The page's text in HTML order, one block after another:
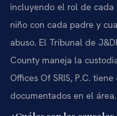
incluyendo el rol de
niño con cada padre y
abuso. El Tribunal de
County maneja la
Offices Of SRIS, P.C.
documentados en el área.